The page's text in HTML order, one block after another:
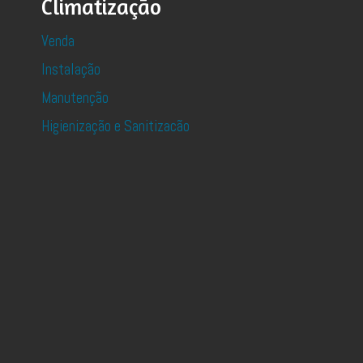
Climatização
Venda
Instalação
Manutenção
Higienização e Sanitizacão